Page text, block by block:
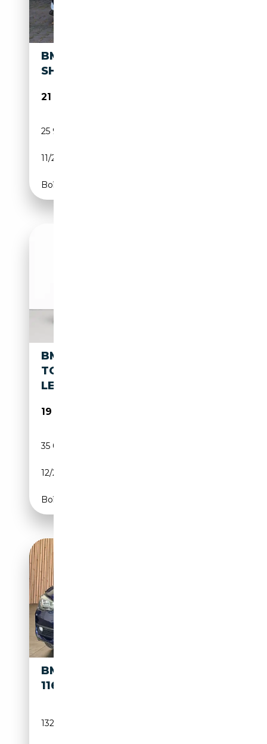
BMW 120 D EDITION M SPORT
SHADOW
21 900€
25 927 km
11/2018
Boîte automatique
BMW 118 118I OPF LOOK M |
TOIT PANORAMIQUE | FULL
LED | CARPLAY
19 490€
35 000 km
12/2019
Boîte manuelle
BMW
116
132 000 km